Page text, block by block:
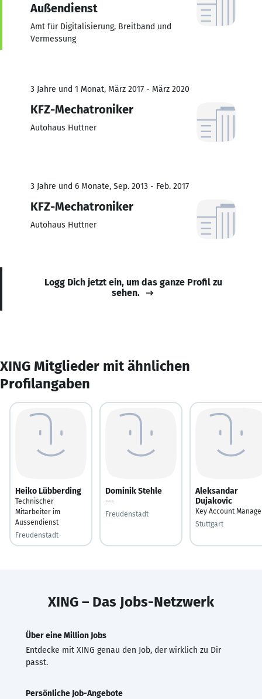
Außendienst
Amt für Digitalisierung, Breitband und
Vermessung
3 Jahre und 1 Monat, März 2017 - März 2020
KFZ-Mechatroniker
Autohaus Huttner
3 Jahre und 6 Monate, Sep. 2013 - Feb. 2017
KFZ-Mechatroniker
Autohaus Huttner
Logg Dich jetzt ein, um das ganze Profil zu
sehen.
XING Mitglieder mit ähnlichen
Profilangaben
Heiko Lübberding
Technischer
Mitarbeiter im
Aussendienst
Freudenstadt
Dominik Stehle
---
Freudenstadt
Aleksandar
Dujakovic
Key Account
Stuttgart
XING – Das Jobs-Netzwerk
Über eine Million Jobs
Entdecke mit XING genau den Job, der wirklich zu Dir
passt.
Persönliche Job-Angebote